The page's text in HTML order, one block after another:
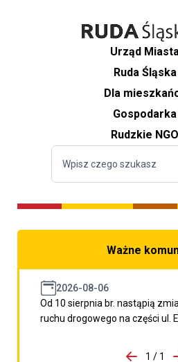
Urząd Miasta
Ruda Śląska
Dla
Gospodarka
Rudzkie NGO
Ważne
2026-08-06
Od 10 sierpnia br. nastąpią
ruchu drogowego na części ul.
porzpedniego komunikatu
1 / 1